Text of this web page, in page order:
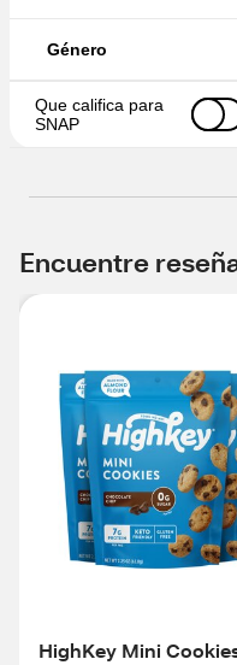
Género
Que califica para
SNAP
Encuentre
HighKey Mini